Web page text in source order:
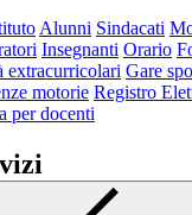
Alunni Sindacati
Insegnanti Orario
extracurricolari Gare
motorie Registro
per docenti